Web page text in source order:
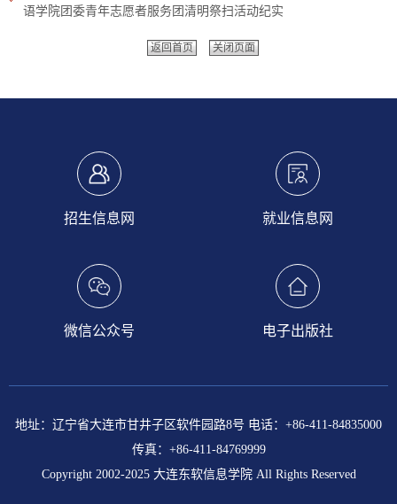
语学院团委青年志愿者服务团清明祭扫活动纪实
返回首页 关闭页面
招生信息网 就业信息网
微信公众号 电子出版社
地址：辽宁省大连市甘井子区软件园路8号 电话：+86-411-84835000
传真：+86-411-84769999
Copyright 2002-2025 大连东软信息学院 All Rights Reserved